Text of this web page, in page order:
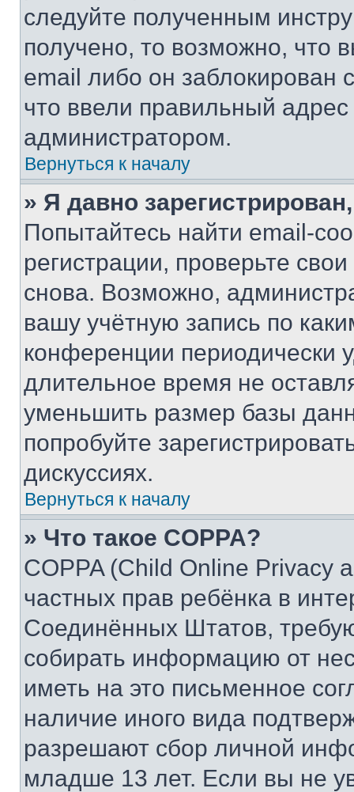
следуйте полученным
получено, то возможно, что
email либо он
что ввели правильный адрес
администратором.
Вернуться к началу
» Я давно
Попытайтесь найти email-
регистрации, проверьте
снова. Возможно,
вашу учётную запись по
конференции периодически
длительное время не
уменьшить размер базы
попробуйте
дискуссиях.
Вернуться к началу
» Что такое COPPA?
COPPA (Child Online Privacy
частных прав ребёнка в
Соединённых Штатов,
собирать информацию от
иметь на это письменное
наличие иного вида
разрешают сбор личной
младше 13 лет. Если вы не